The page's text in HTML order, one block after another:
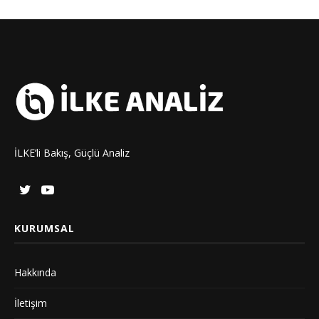
İLKE’li Bakış, Güçlü Analiz
KURUMSAL
Hakkında
İletişim